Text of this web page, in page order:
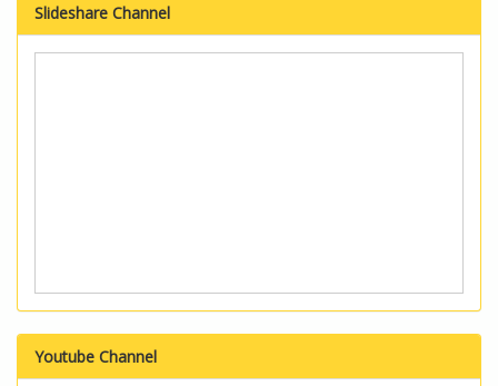
Slideshare Channel
Youtube Channel